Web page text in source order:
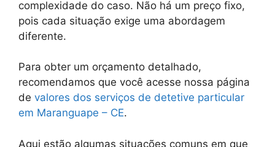
complexidade do caso. Não há um preço fixo,
pois cada situação exige uma abordagem
diferente.
Para obter um orçamento detalhado,
recomendamos que você acesse nossa página
de valores dos serviços de detetive particular
em Maranguape – CE.
Aqui estão algumas situações comuns em que